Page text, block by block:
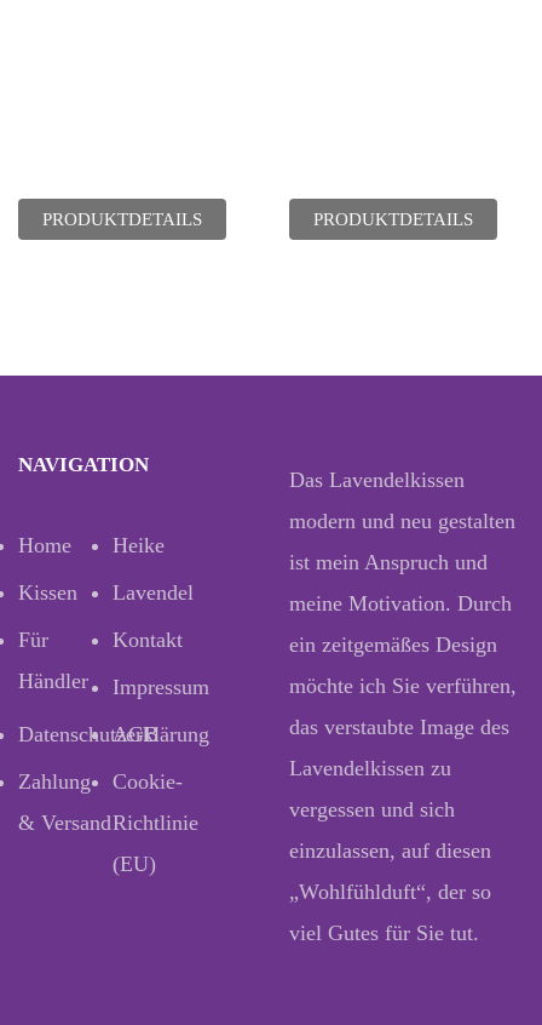
PRODUKTDETAILS PRODUKTDETAILS
NAVIGATION
Home
Heike
Kissen
Lavendel
Für
Händler
Kontakt
Impressum
Datenschutzerklärung
AGB
Zahlung
& Versand
Cookie-
Richtlinie
(EU)
Das Lavendelkissen
modern und neu gestalten
ist mein Anspruch und
meine Motivation. Durch
ein zeitgemäßes Design
möchte ich Sie verführen,
das verstaubte Image des
Lavendelkissen zu
vergessen und sich
einzulassen, auf diesen
„Wohlfühlduft“, der so
viel Gutes für Sie tut.